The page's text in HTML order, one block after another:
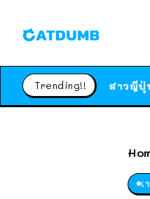
Trending!!
เ